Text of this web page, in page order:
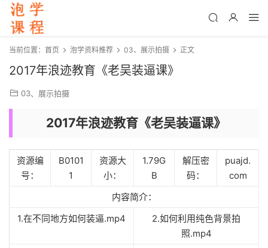
当前位置： 首页 泡学资料推荐 03、展示拍摄 正文
2017年浪迹教育《老吴装逼课》
03、展示拍摄
2017年浪迹教育《老吴装逼课》
资源编
号：
B0101
1
资源大
小：
1.79G
B
解压密
码：
puajd.
com
内容简介：
1.在不同地方如何装逼.mp4
2.如何利用纯色背景拍
照.mp4